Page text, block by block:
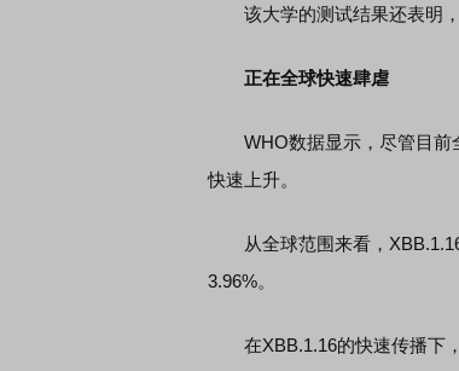
该大学的测试结果还表明，
正在全球快速肆虐
WHO数据显示，尽管目前全
快速上升。
从全球范围来看，XBB.1.16
3.96%。
在XBB.1.16的快速传播下，